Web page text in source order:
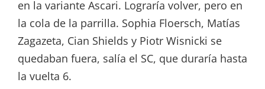
en la variante Ascari. Lograría volver, pero en
la cola de la parrilla. Sophia Floersch, Matías
Zagazeta, Cian Shields y Piotr Wisnicki se
quedaban fuera, salía el SC, que duraría hasta
la vuelta 6.